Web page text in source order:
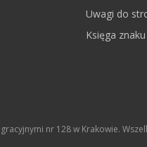
Uwagi do
Księga znaku
nr 128 w Krakowie.